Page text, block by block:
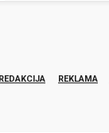
REDAKCIJA REKLAMA